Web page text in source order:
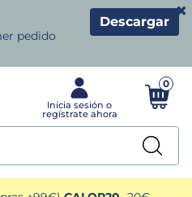
pedido
Descargar
×
0